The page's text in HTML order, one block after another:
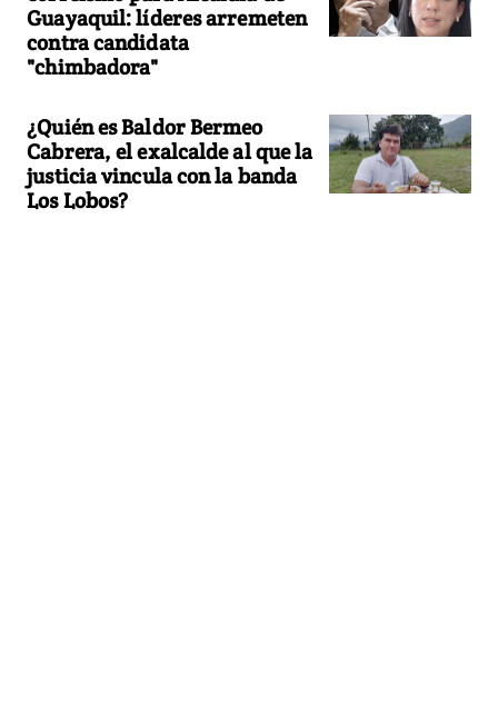
Guayaquil: líderes arremeten
contra candidata
"chimbadora"
¿Quién es Baldor Bermeo
Cabrera, el exalcalde al que la
justicia vincula con la banda
Los Lobos?